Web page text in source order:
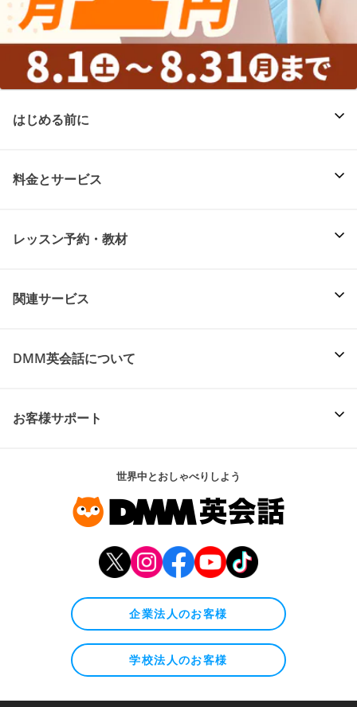
はじめる前に
料金とサービス
レッスン予約・教材
関連サービス
DMM英会話について
お客様サポート
世界中とおしゃべりしよう
企業法人のお客様
学校法人のお客様